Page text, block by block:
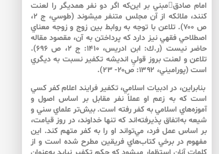
امام صادقمبني بر اين‌كه اگر دو نفر همديگر را لعنت
كنند، ملائكه از آن مجلس متنفر مي­شوند (طوسي، ج ۲،
ص ۷۰۰). تلاعن با توجه به روابط بين زوج و زوجه معناي
اصطلاحي فقهي نيز دارد كه پرداختن به آن، مقصود مقاله
حاضر نيست (ر.ك: ابن ادريس، ۱۴۱۰: ج ۲، ص ۶۹۶).
تلاعن و لعنت بروز قوليِ انديشه تكفير نسبت به ديگري
است (پوراميني، ۱۳۹۲: ص۲۰- ۲۳).
بنابراين، در ادبيات اسلامي، تكفير فرايند اعلام كفر كسي
است كه به زعم او عملاً نفر مقابل بر اساس اصول و
آموزه‌هاي اسلامي به كفر رفته است. بيش‌تر علماي سني و
شيعه به‌اتفاق پذيرفته‌اند كه تنها خداوند، در روز قيامت،
بر اساس عمل فرد، مي‌تواند او را به كفر متهم كند. اين
مفهوم در برخي كتاب‌هاي فريقين مطرح شده است و از